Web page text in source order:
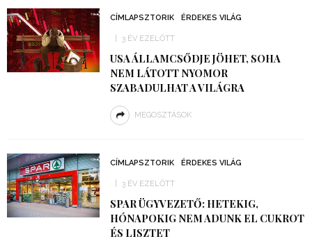
CÍMLAPSZTORIK ÉRDEKES VILÁG
3 ÉV EZELŐTT
USA ÁLLAMCSŐDJE JÖHET, SOHA
NEM LÁTOTT NYOMOR
SZABADULHAT A VILÁGRA
MEGOSZTÁSOK
CÍMLAPSZTORIK ÉRDEKES VILÁG
3 ÉV EZELŐTT
SPAR ÜGYVEZETŐ: HETEKIG,
HÓNAPOKIG NEM ADUNK EL CUKROT
ÉS LISZTET